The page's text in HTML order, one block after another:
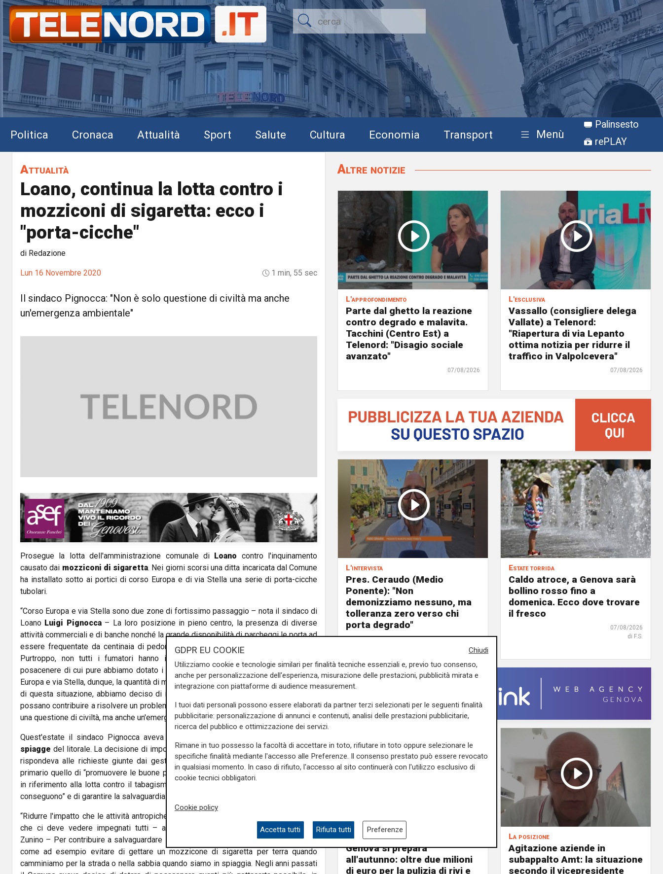
Politica Cronaca Attualità Sport Salute Cultura Economia Transport Menù
Palinsesto
rePLAY
Attualità
Loano, continua la lotta contro i
mozziconi di sigaretta: ecco i
"porta-cicche"
di Redazione
Lun 16 Novembre 2020 1 min, 55 sec
Il sindaco Pignocca: "Non è solo questione di civiltà ma anche
un'emergenza ambientale"
Prosegue la lotta dell'amministrazione comunale di Loano contro l'inquinamento
causato dai mozziconi di sigaretta. Nei giorni scorsi una ditta incaricata dal Comune
ha installato sotto ai portici di corso Europa e di via Stella una serie di porta-cicche
tubolari.
“Corso Europa e via Stella sono due zone di fortissimo passaggio – nota il sindaco di
Loano Luigi Pignocca– La loro posizione in pieno centro, la presenza di diverse
attività commerciali e di banche nonché la grande disponibilità di parcheggi le porta ad
essere frequentate da centinaia di pedoni, automobilisti e motociclisti ogni giorno.
Purtroppo, non tutti i fumatori hanno il buonsenso di gettare i mozziconi nei
posacenere di cui pure abbiamo dotato i bidoni gettacarta presenti in zona. In corso
Europa e via Stella, dunque, la quantità di mozziconi è sempre assai rilevante. Alla luce
di questa situazione, abbiamo deciso di installare alcuni porta-cicche, che speriamo
possano contribuire a risolvere un problema molto sentito e che non rappresenta solo
una questione di civiltà, ma anche un'emergenza dal punto di vista ambientale”.
Quest'estate il sindaco Pignocca aveva imposto il
spiagge del litorale. La decisione di imporre il divieto di fumare fino al 30 settembre
rispondeva alle richieste giunte dai gestori delle spiagge e aveva come obiettivo
primario quello di “promuovere le buone pratiche a tutela della salute pubblica, anche
in riferimento alla lotta contro il tabagismo e alla prevenzione delle malattie che ne
conseguono” e di garantire la salvaguardia dell'ambiente marino.
“Ridurre l'impatto che le attività antropiche hanno sull'ambiente naturale è una priorità
che ci deve vedere impegnati tutti – aggiunge l'assessore all'ambiente Manuela
Zunino – Per contribuire a salvaguardare l'ambiente bastano piccoli e semplici gesti,
come ad esempio evitare di gettare un mozzicone di sigaretta per terra quando
camminiamo per la strada o nella sabbia quando siamo in spiaggia. Negli anni passati
Altre notizie
L'approfondimento
Parte dal ghetto la reazione
contro degrado e malavita.
Tacchini (Centro Est) a
Telenord: "Disagio sociale
avanzato"
07/08/2026
L'esclusiva
Vassallo (consigliere delega
Vallate) a Telenord:
"Riapertura di via Lepanto
ottima notizia per ridurre il
traffico in Valpolcevera"
07/08/2026
L'intervista
Pres. Ceraudo (Medio
Ponente): "Non
demonizziamo nessuno, ma
tolleranza zero verso chi
porta degrado"
07/08/2026
Estate torrida
Caldo atroce, a Genova sarà
bollino rosso fino a
domenica. Ecco dove trovare
il fresco
07/08/2026
di F.S.
Programma
Genova si prepara
all'autunno: oltre due milioni
di euro per la pulizia di rivi e
La posizione
Agitazione aziende in
subappalto Amt: la situazione
secondo il vicepresidente
Chiudi
GDPR EU COOKIE
Utilizziamo cookie e tecnologie similari per finalità tecniche essenziali e, previo tuo consenso,
anche per personalizzazione dell'esperienza, misurazione delle prestazioni, pubblicità mirata e
integrazione con piattaforme di audience measurement.
I tuoi dati personali possono essere elaborati da partner terzi selezionati per le seguenti finalità
pubblicitarie: personalizzazione di annunci e contenuti, analisi delle prestazioni pubblicitarie,
ricerca del pubblico e ottimizzazione dei servizi.
Rimane in tuo possesso la facoltà di accettare in toto, rifiutare in toto oppure selezionare le
specifiche finalità mediante l'accesso alle Preferenze. Il consenso prestato può essere revocato
in qualsiasi momento. In caso di rifiuto, l'accesso al sito continuerà con l'utilizzo esclusivo di
cookie tecnici obbligatori.
Cookie policy
Accetta tutti Rifiuta tutti Preferenze